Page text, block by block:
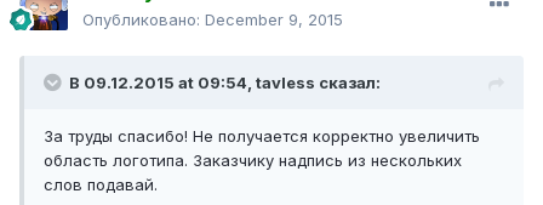
Опубликовано: December 9, 2015
В 09.12.2015 at 09:54, tavless сказал:
За труды спасибо! Не получается корректно увеличить
область логотипа. Заказчику надпись из нескольких
слов подавай.